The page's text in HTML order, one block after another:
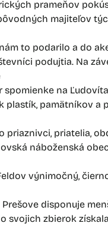
prameňov
majiteľov
to podarilo a do
podujtia. Na
na
plastík, pamätníkov a
priaznivci, priatelia,
náboženská
výnimočný,
Prešove disponuje
svojich zbierok